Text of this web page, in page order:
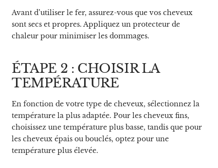
Avant d’utiliser le fer, assurez-vous que vos cheveux
sont secs et propres. Appliquez un protecteur de
chaleur pour minimiser les dommages.
ÉTAPE 2 : CHOISIR LA
TEMPÉRATURE
En fonction de votre type de cheveux, sélectionnez la
température la plus adaptée. Pour les cheveux fins,
choisissez une température plus basse, tandis que pour
les cheveux épais ou bouclés, optez pour une
température plus élevée.